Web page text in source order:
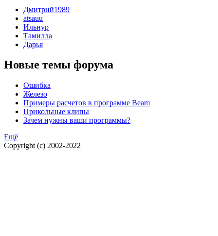
Дмитрий1989
atsauu
Ильнур
Тамилла
Дарья
Новые темы форума
Ошибка
Железо
Примеры расчетов в программе Beam
Прикольные клипы
Зачем нужны ваши программы?
Ещё
Copyright (c) 2002-2022